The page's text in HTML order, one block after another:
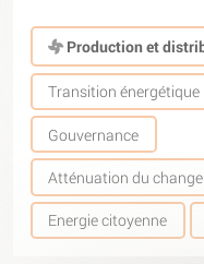
Production et
Transition énergétique
Gouvernance
Atténuation du
Energie citoyenne